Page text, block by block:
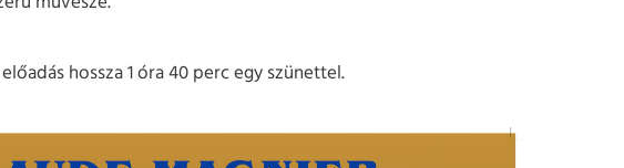
hossza 1 óra 40 perc egy szünettel.